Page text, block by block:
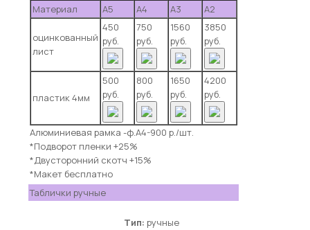
Материал А5 А4 А3 А2
оцинкованный
лист
450
руб.
750
руб.
1560
руб.
3850
руб.
пластик 4мм
500
руб.
800
руб.
1650
руб.
4200
руб.
Алюминиевая рамка -ф.А4-900 р./шт.
*Подворот пленки +25%
*Двусторонний скотч +15%
*Макет бесплатно
Таблички ручные
Тип: ручные